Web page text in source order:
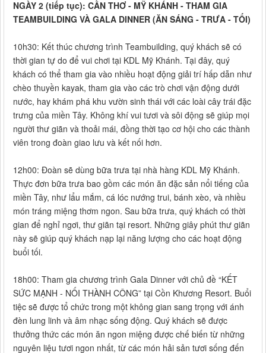
NGÀY 2 (tiếp tục): CẦN THƠ - MỸ KHÁNH - THAM GIA
TEAMBUILDING VÀ GALA DINNER (ĂN SÁNG - TRƯA - TỐI)
10h30: Kết thúc chương trình Teambuilding, quý khách sẽ có
thời gian tự do để vui chơi tại KDL Mỹ Khánh. Tại đây, quý
khách có thể tham gia vào nhiều hoạt động giải trí hấp dẫn như
chèo thuyền kayak, tham gia vào các trò chơi vận động dưới
nước, hay khám phá khu vườn sinh thái với các loài cây trái đặc
trưng của miền Tây. Không khí vui tươi và sôi động sẽ giúp mọi
người thư giãn và thoải mái, đồng thời tạo cơ hội cho các thành
viên trong đoàn giao lưu và kết nối hơn.
12h00: Đoàn sẽ dùng bữa trưa tại nhà hàng KDL Mỹ Khánh.
Thực đơn bữa trưa bao gồm các món ăn đặc sản nổi tiếng của
miền Tây, như lẩu mắm, cá lóc nướng trui, bánh xèo, và nhiều
món tráng miệng thơm ngon. Sau bữa trưa, quý khách có thời
gian để nghỉ ngơi, thư giãn tại resort. Những giây phút thư giãn
này sẽ giúp quý khách nạp lại năng lượng cho các hoạt động
buổi tối.
18h00: Tham gia chương trình Gala Dinner với chủ đề “KẾT
SỨC MẠNH - NỐI THÀNH CÔNG” tại Cồn Khương Resort. Buổi
tiệc sẽ được tổ chức trong một không gian sang trọng với ánh
đèn lung linh và âm nhạc sống động. Quý khách sẽ được
thưởng thức các món ăn ngon miệng được chế biến từ những
nguyên liệu tươi ngon nhất, từ các món hải sản tươi sống đến